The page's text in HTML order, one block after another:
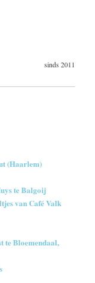
sinds 2011
(Haarlem)
te Balgoij
van Café Valk
te Bloemendaal,